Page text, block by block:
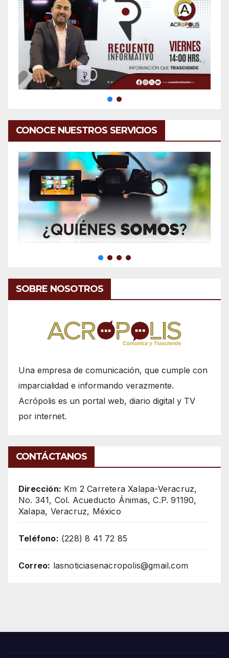
CONOCE NUESTROS SERVICIOS
SOBRE NOSOTROS
Una empresa de comunicación, que cumple con
imparcialidad e informando verazmente.
Acrópolis es un portal web, diario digital y TV
por internet.
CONTÁCTANOS
Dirección: Km 2 Carretera Xalapa-Veracruz,
No. 341, Col. Acueducto Ánimas, C.P. 91190,
Xalapa, Veracruz, México
Teléfono: (228) 8 41 72 85
Correo: lasnoticiasenacropolis@gmail.com